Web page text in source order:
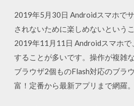
2019年5月30日 Androidスマホで
されないために楽しめないという
2019年11月11日 Androidスマホで
することが多いです。操作が複雑
ブラウザ2個ものFlash対応のブラ
富！定番から最新アプリまで網羅。